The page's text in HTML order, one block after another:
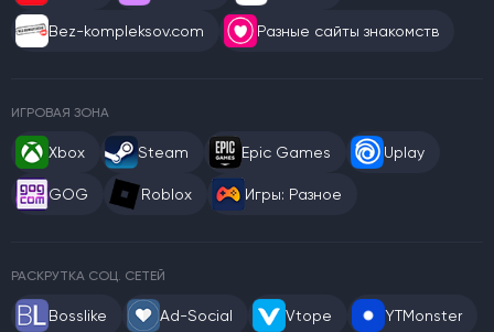
Bez-kompleksov.com Разные сайты знакомств
ИГРОВАЯ ЗОНА
Xbox Steam Epic Games Uplay
GOG Roblox Игры: Разное
РАСКРУТКА СОЦ. СЕТЕЙ
Bosslike Ad-Social Vtope YTMonster